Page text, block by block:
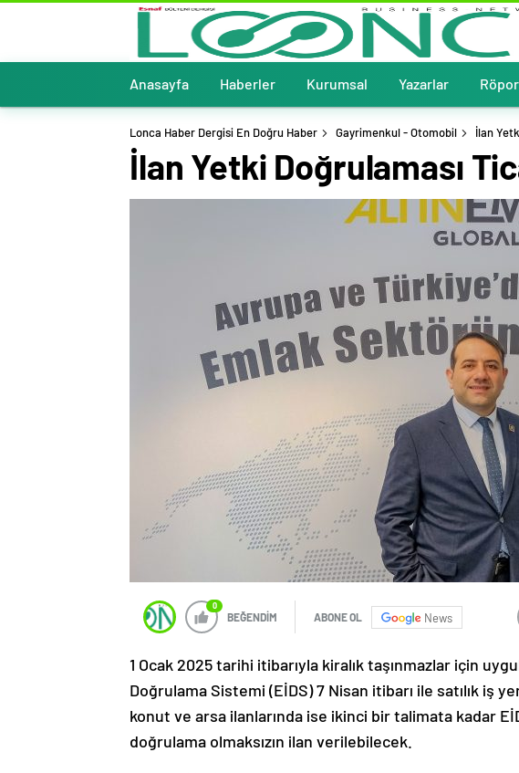
Anasayfa Haberler Kurumsal Yazarlar
Lonca Haber Dergisi En Doğru Haber Gayrimenkul - Otomobil İlan
İlan Yetki Doğrulaması
0
BEĞENDİM ABONE OL News
1 Ocak 2025 tarihi itibarıyla kiralık taşınmazlar için
Doğrulama Sistemi (EİDS) 7 Nisan itibarı ile satılık iş
konut ve arsa ilanlarında ise ikinci bir talimata kadar
doğrulama olmaksızın ilan verilebilecek.